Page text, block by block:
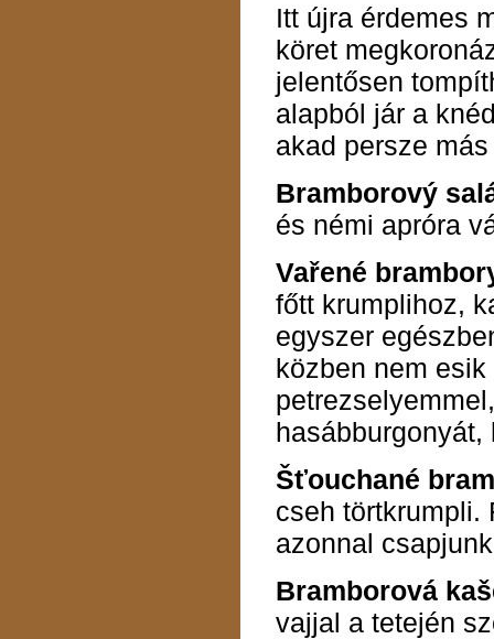
Itt újra érdemes
köret
jelentősen
alapból jár a
akad persze
Bramborový
és némi apróra
Vařené
főtt krumplihoz,
egyszer
közben nem
Šťouchané
cseh törtkrumpli.
azonnal
Bramborová
vajjal a tetején